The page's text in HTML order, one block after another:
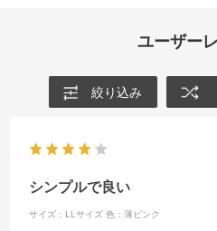
ユーザー
絞り込み
シンプルで良い
サイズ：LLサイズ 色：薄ピンク